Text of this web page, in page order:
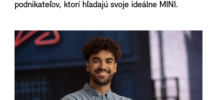
podnikateľov, ktorí hľadajú svoje ideálne MINI.